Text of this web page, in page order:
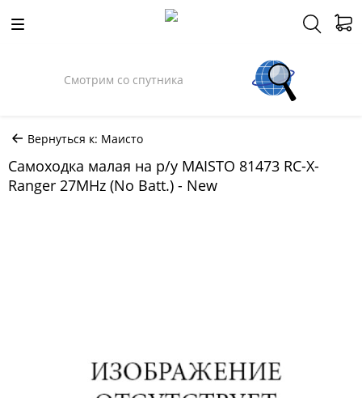
Смотрим со спутника
Вернуться к: Маисто
Самоходка малая на р/у MAISTO 81473 RC-X-
Ranger 27MHz (No Batt.) - New